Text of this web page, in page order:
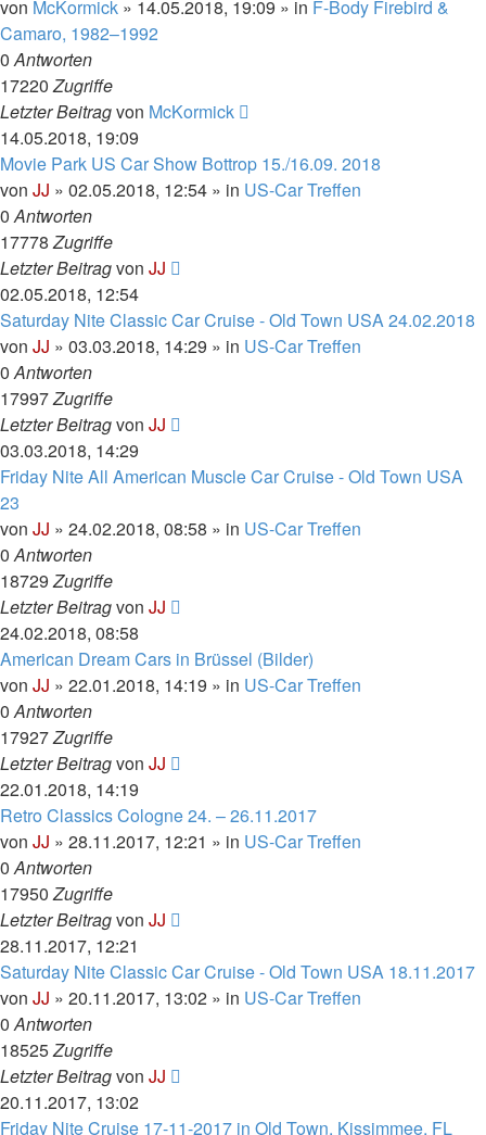
von McKormick » 14.05.2018, 19:09 » in F-Body Firebird &
Camaro, 1982–1992
0Antworten
17220Zugriffe
Letzter Beitragvon McKormick
14.05.2018, 19:09
Movie Park US Car Show Bottrop 15./16.09. 2018
von JJ » 02.05.2018, 12:54 » in US-Car Treffen
0Antworten
17778Zugriffe
Letzter Beitragvon JJ
02.05.2018, 12:54
Saturday Nite Classic Car Cruise - Old Town USA 24.02.2018
von JJ » 03.03.2018, 14:29 » in US-Car Treffen
0Antworten
17997Zugriffe
Letzter Beitragvon JJ
03.03.2018, 14:29
Friday Nite All American Muscle Car Cruise - Old Town USA
23
von JJ » 24.02.2018, 08:58 » in US-Car Treffen
0Antworten
18729Zugriffe
Letzter Beitragvon JJ
24.02.2018, 08:58
American Dream Cars in Brüssel (Bilder)
von JJ » 22.01.2018, 14:19 » in US-Car Treffen
0Antworten
17927Zugriffe
Letzter Beitragvon JJ
22.01.2018, 14:19
Retro Classics Cologne 24. – 26.11.2017
von JJ » 28.11.2017, 12:21 » in US-Car Treffen
0Antworten
17950Zugriffe
Letzter Beitragvon JJ
28.11.2017, 12:21
Saturday Nite Classic Car Cruise - Old Town USA 18.11.2017
von JJ » 20.11.2017, 13:02 » in US-Car Treffen
0Antworten
18525Zugriffe
Letzter Beitragvon JJ
20.11.2017, 13:02
Friday Nite Cruise 17-11-2017 in Old Town, Kissimmee, FL